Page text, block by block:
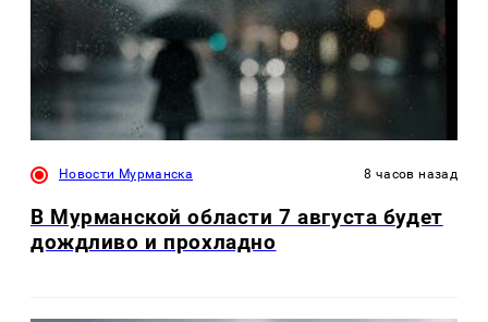
Новости Мурманска 8 часов назад
В Мурманской области 7 августа будет
дождливо и прохладно